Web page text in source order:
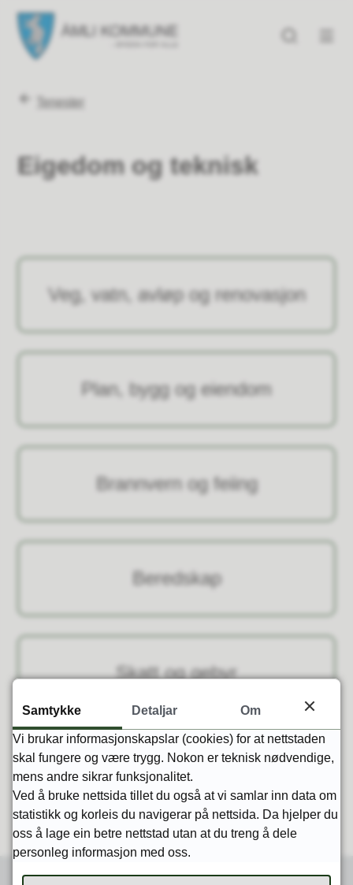
Åmli kommune
Du er her:
Tenester
Eigedom og teknisk
Veg, vatn, avløp og renovasjon
Plan, bygg og eiendom
Brannvern og feiing
Beredskap
Skatt og gebyr
Kart
Samtykke Detaljar Om
Vi brukar informasjonskapslar (cookies) for at nettstaden
skal fungere og være trygg. Nokon er teknisk nødvendige,
mens andre sikrar funksjonalitet.
Ved å bruke nettsida tillet du også at vi samlar inn data om
statistikk og korleis du navigerar på nettsida. Da hjelper du
oss å lage ein betre nettstad utan at du treng å dele
personleg informasjon med oss.